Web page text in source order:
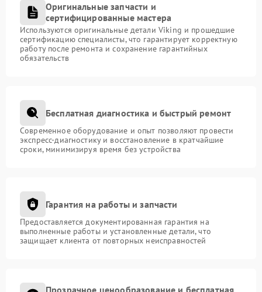
Оригинальные запчасти и
сертифицированные мастера
Используются оригинальные детали Viking и прошедшие
сертификацию специалисты, что гарантирует корректную
работу после ремонта и сохранение гарантийных
обязательств
Бесплатная диагностика и быстрый ремонт
Современное оборудование и опыт позволяют провести
экспресс-диагностику и восстановление в кратчайшие
сроки, минимизируя время без устройства
Гарантия на работы и запчасти
Предоставляется документированная гарантия на
выполненные работы и установленные детали, что
защищает клиента от повторных неисправностей
Прозрачное ценообразование и бесплатная